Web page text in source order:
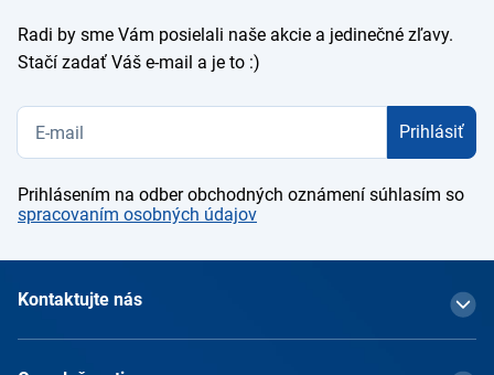
Radi by sme Vám posielali naše akcie a jedinečné zľavy.
Stačí zadať Váš e-mail a je to :)
Prihlásiť
Prihlásením na odber obchodných oznámení súhlasím so
spracovaním osobných údajov
Kontaktujte nás